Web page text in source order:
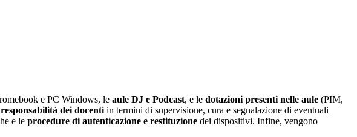
e PC Windows, le aule DJ e Podcast, e le dotazioni presenti nelle aule (PIM,
responsabilità dei docenti in termini di supervisione, cura e segnalazione di eventuali
e le procedure di autenticazione e restituzione dei dispositivi. Infine, vengono